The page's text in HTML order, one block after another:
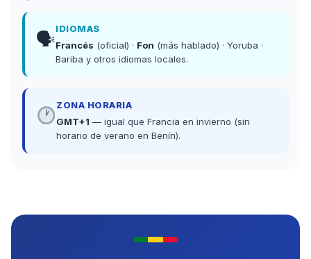
🗣IDIOMAS
Francés (oficial) · Fon (más hablado) · Yoruba ·
Bariba y otros idiomas locales.
ZONA HORARIA
GMT+1 — igual que Francia en invierno (sin
horario de verano en Benín).